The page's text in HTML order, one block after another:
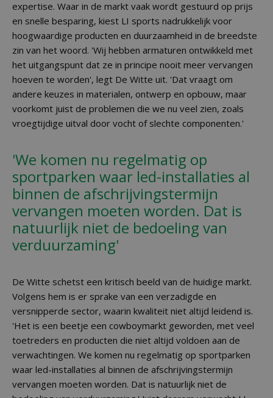
expertise. Waar in de markt vaak wordt gestuurd op prijs
en snelle besparing, kiest LI sports nadrukkelijk voor
hoogwaardige producten en duurzaamheid in de breedste
zin van het woord. 'Wij hebben armaturen ontwikkeld met
het uitgangspunt dat ze in principe nooit meer vervangen
hoeven te worden', legt De Witte uit. 'Dat vraagt om
andere keuzes in materialen, ontwerp en opbouw, maar
voorkomt juist de problemen die we nu veel zien, zoals
vroegtijdige uitval door vocht of slechte componenten.'
'We komen nu regelmatig op
sportparken waar led-installaties al
binnen de afschrijvingstermijn
vervangen moeten worden. Dat is
natuurlijk niet de bedoeling van
verduurzaming'
De Witte schetst een kritisch beeld van de huidige markt.
Volgens hem is er sprake van een verzadigde en
versnipperde sector, waarin kwaliteit niet altijd leidend is.
'Het is een beetje een cowboymarkt geworden, met veel
toetreders en producten die niet altijd voldoen aan de
verwachtingen. We komen nu regelmatig op sportparken
waar led-installaties al binnen de afschrijvingstermijn
vervangen moeten worden. Dat is natuurlijk niet de